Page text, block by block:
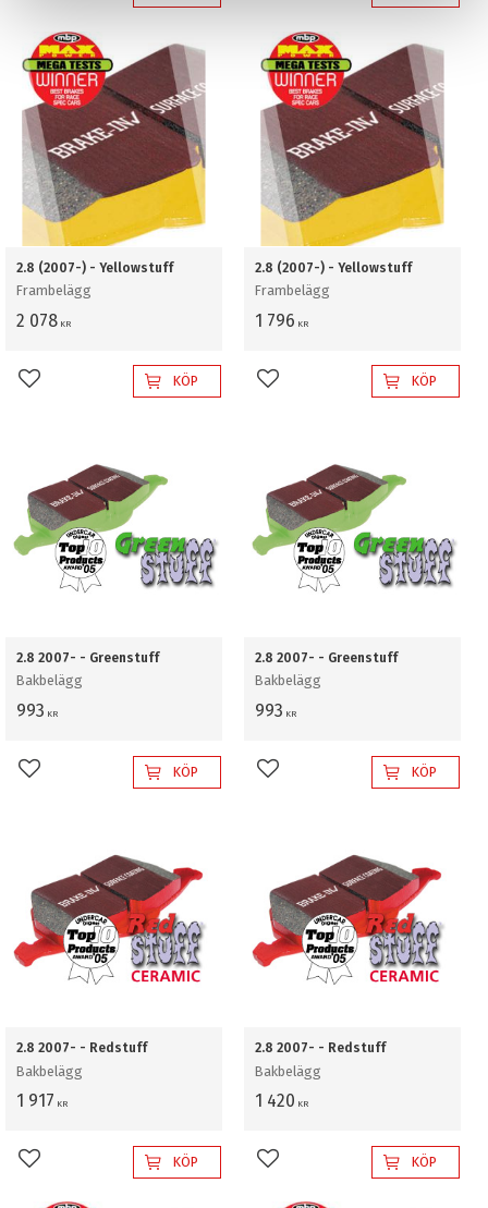
2.8 (2007-) - Yellowstuff
Frambelägg
2 078 KR
Lägg till i favoriterKÖP
2.8 (2007-) - Yellowstuff
Frambelägg
1 796 KR
Lägg till i favoriterKÖP
2.8 2007- - Greenstuff
Bakbelägg
993 KR
Lägg till i favoriterKÖP
2.8 2007- - Greenstuff
Bakbelägg
993 KR
Lägg till i favoriterKÖP
2.8 2007- - Redstuff
Bakbelägg
1 917 KR
Lägg till i favoriterKÖP
2.8 2007- - Redstuff
Bakbelägg
1 420 KR
Lägg till i favoriterKÖP